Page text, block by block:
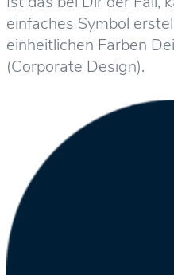
einfaches Symbol
einheitlichen Farben
(Corporate Design).